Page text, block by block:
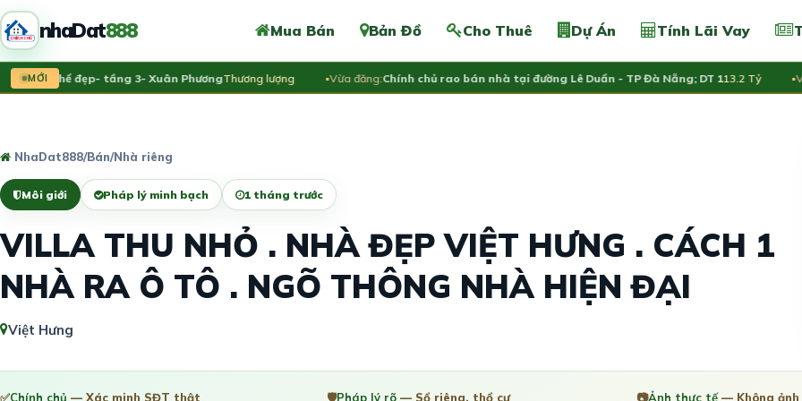
nhaDat888 Mua Bán Bản Đồ Cho Thuê Dự Án Tính Lãi Vay
MỚI
tập thể đẹp- tầng 3- Xuân PhươngThương lượng Vừa đăng:Chính chủ rao bán nhà tại đường Lê Duẩn - TP Đà Nẵng; DT 1 13.2 Tỷ Vừa
NhaDat888/Bán/Nhà riêng
Môi giới Pháp lý minh bạch 1 tháng trước
VILLA THU NHỎ . NHÀ ĐẸP VIỆT HƯNG . CÁCH 1
NHÀ RA Ô TÔ . NGÕ THÔNG NHÀ HIỆN ĐẠI
Việt Hưng
✅Chính chủ — Xác minh SĐT thật 🛡️Pháp lý rõ — Sổ riêng, thổ cư 📷Ảnh thực tế— Không ảnh